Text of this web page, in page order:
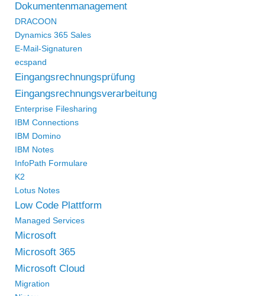
Dokumentenmanagement
DRACOON
Dynamics 365 Sales
E-Mail-Signaturen
ecspand
Eingangsrechnungsprüfung
Eingangsrechnungsverarbeitung
Enterprise Filesharing
IBM Connections
IBM Domino
IBM Notes
InfoPath Formulare
K2
Lotus Notes
Low Code Plattform
Managed Services
Microsoft
Microsoft 365
Microsoft Cloud
Migration